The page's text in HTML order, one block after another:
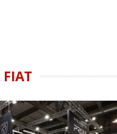
FIAT